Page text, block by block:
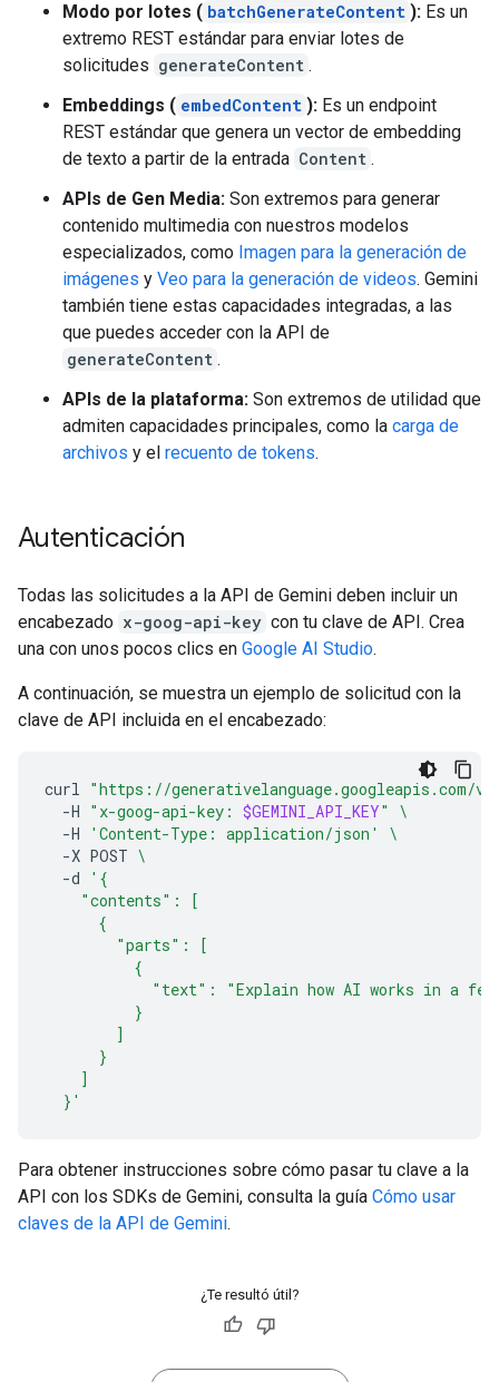
Modo por lotes ( batchGenerateContent ): Es un
extremo REST estándar para enviar lotes de
solicitudes generateContent .
Embeddings ( embedContent ): Es un endpoint
REST estándar que genera un vector de embedding
de texto a partir de la entrada Content .
APIs de Gen Media: Son extremos para generar
contenido multimedia con nuestros modelos
especializados, como Imagen para la generación de
imágenes y Veo para la generación de videos. Gemini
también tiene estas capacidades integradas, a las
que puedes acceder con la API de
generateContent .
APIs de la plataforma: Son extremos de utilidad que
admiten capacidades principales, como la carga de
archivos y el recuento de tokens.
Autenticación
Todas las solicitudes a la API de Gemini deben incluir un
encabezado x-goog-api-key con tu clave de API. Crea
una con unos pocos clics en Google AI Studio.
A continuación, se muestra un ejemplo de solicitud con la
clave de API incluida en el encabezado:
curl "https://generativelanguage.googleapis.com/
-H "x-goog-api-key: $GEMINI_API_KEY"
\
-H
'Content-Type: application/json'
\
-X POST \
-d
'{
    "contents": [
      {
        "parts": [
          {
"text": "Explain how AI works in a
          }
        ]
      }
    ]
  }'
Para obtener instrucciones sobre cómo pasar tu clave a la
API con los SDKs de Gemini, consulta la guía Cómo usar
claves de la API de Gemini.
¿Te resultó útil?